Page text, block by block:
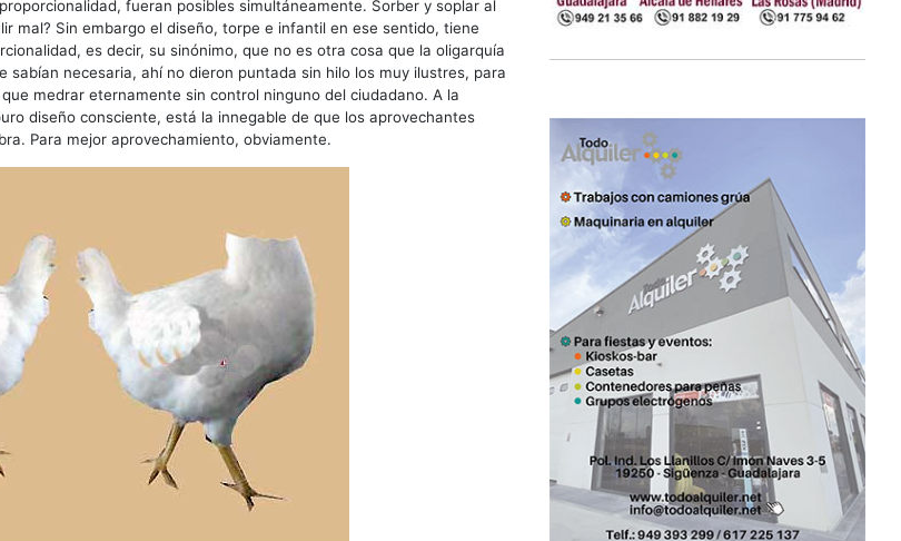
fueran posibles simultáneamente. Sorber y soplar al
mal? Sin embargo el diseño, torpe e infantil en ese sentido, tiene
es decir, su sinónimo, que no es otra cosa que la oligarquía
sabían necesaria, ahí no dieron puntada sin hilo los muy ilustres, para
medrar eternamente sin control ninguno del ciudadano. A la
diseño consciente, está la innegable de que los aprovechantes
Para mejor aprovechamiento, obviamente.